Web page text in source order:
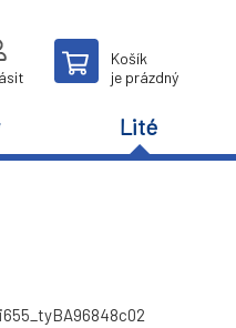
Košík
je prázdný
Lité
i655_tyBA96848c02